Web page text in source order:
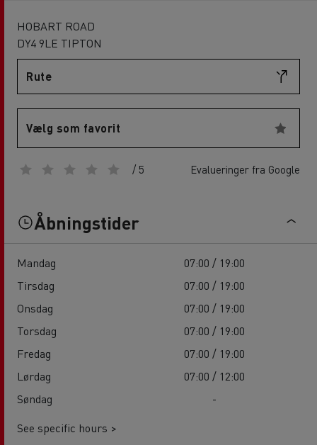
HOBART ROAD
DY4 9LE TIPTON
Rute
Vælg som favorit
/ 5 Evalueringer fra Google
Åbningstider
Mandag
07:00 / 19:00
Tirsdag
07:00 / 19:00
Onsdag
07:00 / 19:00
Torsdag
07:00 / 19:00
Fredag
07:00 / 19:00
Lørdag
07:00 / 12:00
Søndag
-
See specific hours >